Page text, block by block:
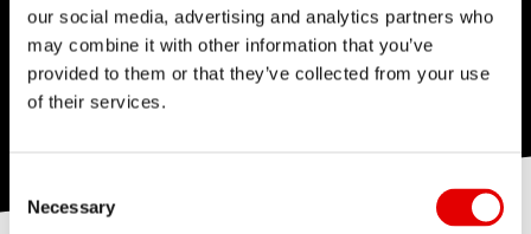
our social media, advertising and analytics partners who
may combine it with other information that you’ve
provided to them or that they’ve collected from your use
of their services.
Necessary